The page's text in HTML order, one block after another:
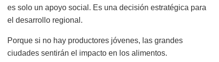
es solo un apoyo social. Es una decisión estratégica para
el desarrollo regional.
Porque si no hay productores jóvenes, las grandes
ciudades sentirán el impacto en los alimentos.